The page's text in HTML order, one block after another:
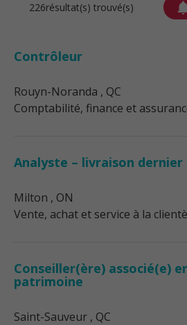
226résultat(s) trouvé(s)
Contrôleur
Rouyn-Noranda , QC
Comptabilité, finance et
Analyste – livraison
Milton , ON
Vente, achat et service à la
Conseiller(ère) associé(e)
patrimoine
Saint-Sauveur , QC